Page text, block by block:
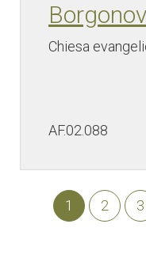
Chiesa
AF.02.088
1 2 3